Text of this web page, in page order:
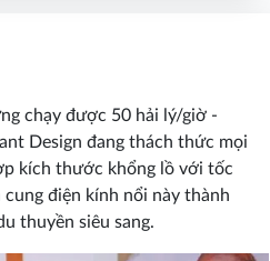
chạy được 50 hải lý/giờ -
Design đang thách thức mọi
kích thước khổng lồ với tốc
điện kính nổi này thành
thuyền siêu sang.